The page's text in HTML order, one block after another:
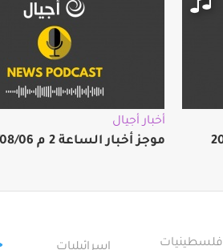
أخبار أجيال
موجز أخبار الساعة 2 م 2026/08/06
فلسطينيات